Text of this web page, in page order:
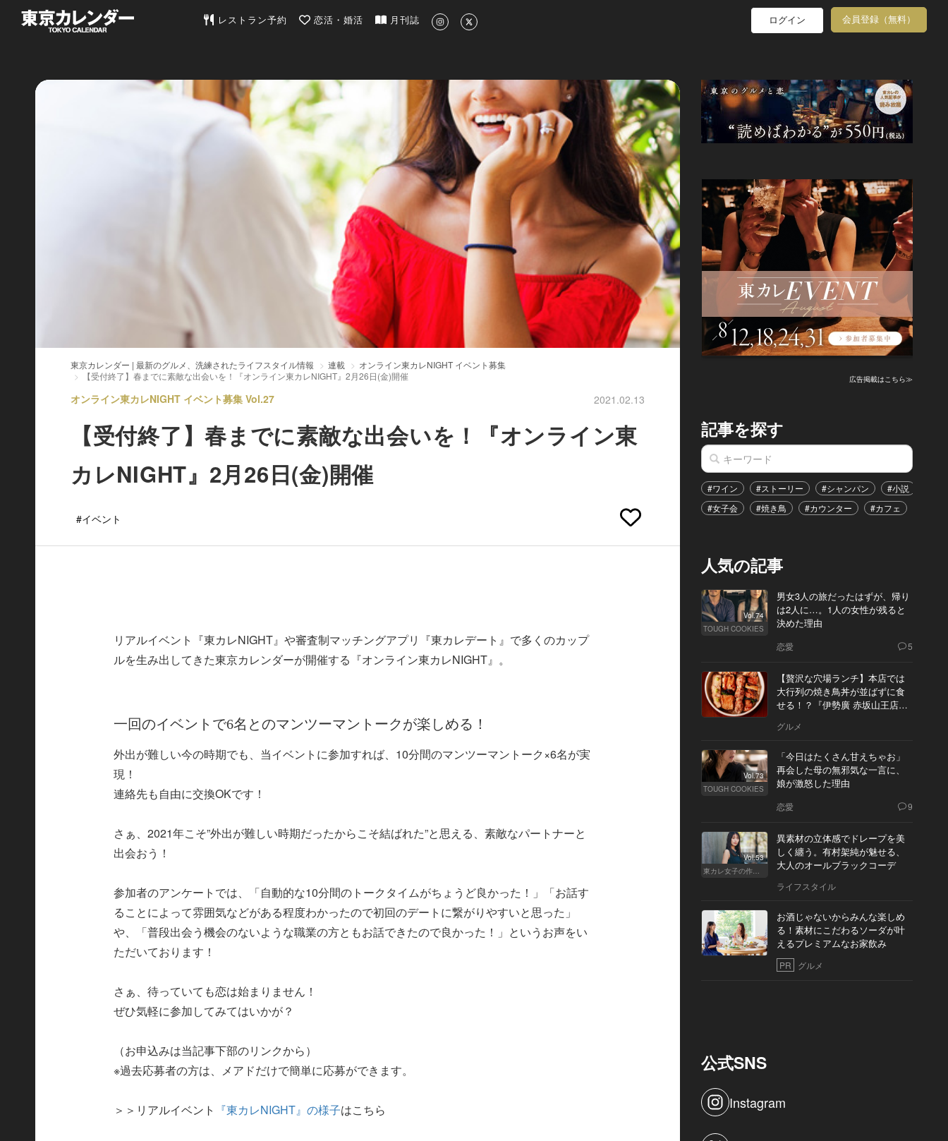
東京カレンダー | 最新のグルメ、洗練されたライフスタイル情報
レストラン予約 恋活・婚活 月刊誌 ログイン 会員登録（無料）
東京カレンダー | 最新のグルメ、洗練されたライフスタイル情報 連載
オンライン東カレNIGHT イベント募集
【受付終了】春までに素敵な出会いを！『オンライン東カレNIGHT』2月26日(金)開催
オンライン東カレNIGHT イベント募集 Vol.27 2021.02.13
【受付終了】春までに素敵な出会いを！『オンライン東
カレNIGHT』2月26日(金)開催
#イベント
リアルイベント『東カレNIGHT』や審査制マッチングアプリ『東カレデート』で多くのカップ
ルを生み出してきた東京カレンダーが開催する『オンライン東カレNIGHT』。
一回のイベントで6名とのマンツーマントークが楽しめる！
外出が難しい今の時期でも、当イベントに参加すれば、10分間のマンツーマントーク×6名が実
現！
連絡先も自由に交換OKです！
さぁ、2021年こそ”外出が難しい時期だったからこそ結ばれた”と思える、素敵なパートナーと
出会おう！
参加者のアンケートでは、「自動的な10分間のトークタイムがちょうど良かった！」「お話す
ることによって雰囲気などがある程度わかったので初回のデートに繋がりやすいと思った」
や、「普段出会う機会のないような職業の方ともお話できたので良かった！」というお声をい
ただいております！
さぁ、待っていても恋は始まりません！
ぜひ気軽に参加してみてはいかが？
（お申込みは当記事下部のリンクから）
※過去応募者の方は、メアドだけで簡単に応募ができます。
＞＞リアルイベント 『東カレNIGHT』の様子はこちら
広告掲載はこちら≫
記事を探す
#ワイン #ストーリー #シャンパン #小説
#女子会
#焼き鳥 #カウンター #カフェ
人気の記事
Vol.74
TOUGH COOKIES
男女3人の旅だったはずが、帰り
は2人に…。1人の女性が残ると
決めた理由
恋愛 5
【贅沢な穴場ランチ】本店では
大行列の焼き鳥丼が並ばずに食
せる！？『伊勢廣 赤坂山王店』
グルメ
Vol.73
TOUGH COOKIES
「今日はたくさん甘えちゃお」
再会した母の無邪気な一言に、
娘が激怒した理由
恋愛 9
Vol.53
東カレ女子の作り方
異素材の立体感でドレープを美
しく纏う。有村架純が魅せる、
大人のオールブラックコーデ
ライフスタイル
お酒じゃないからみんな楽しめ
る！素材にこだわるソーダが叶
えるプレミアムなお家飲み
PR グルメ
公式SNS
Instagram